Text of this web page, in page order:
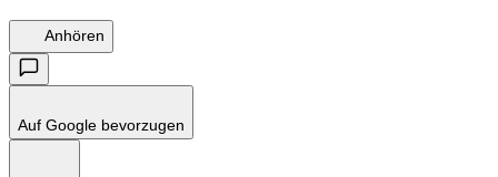
Anhören
Auf Google bevorzugen